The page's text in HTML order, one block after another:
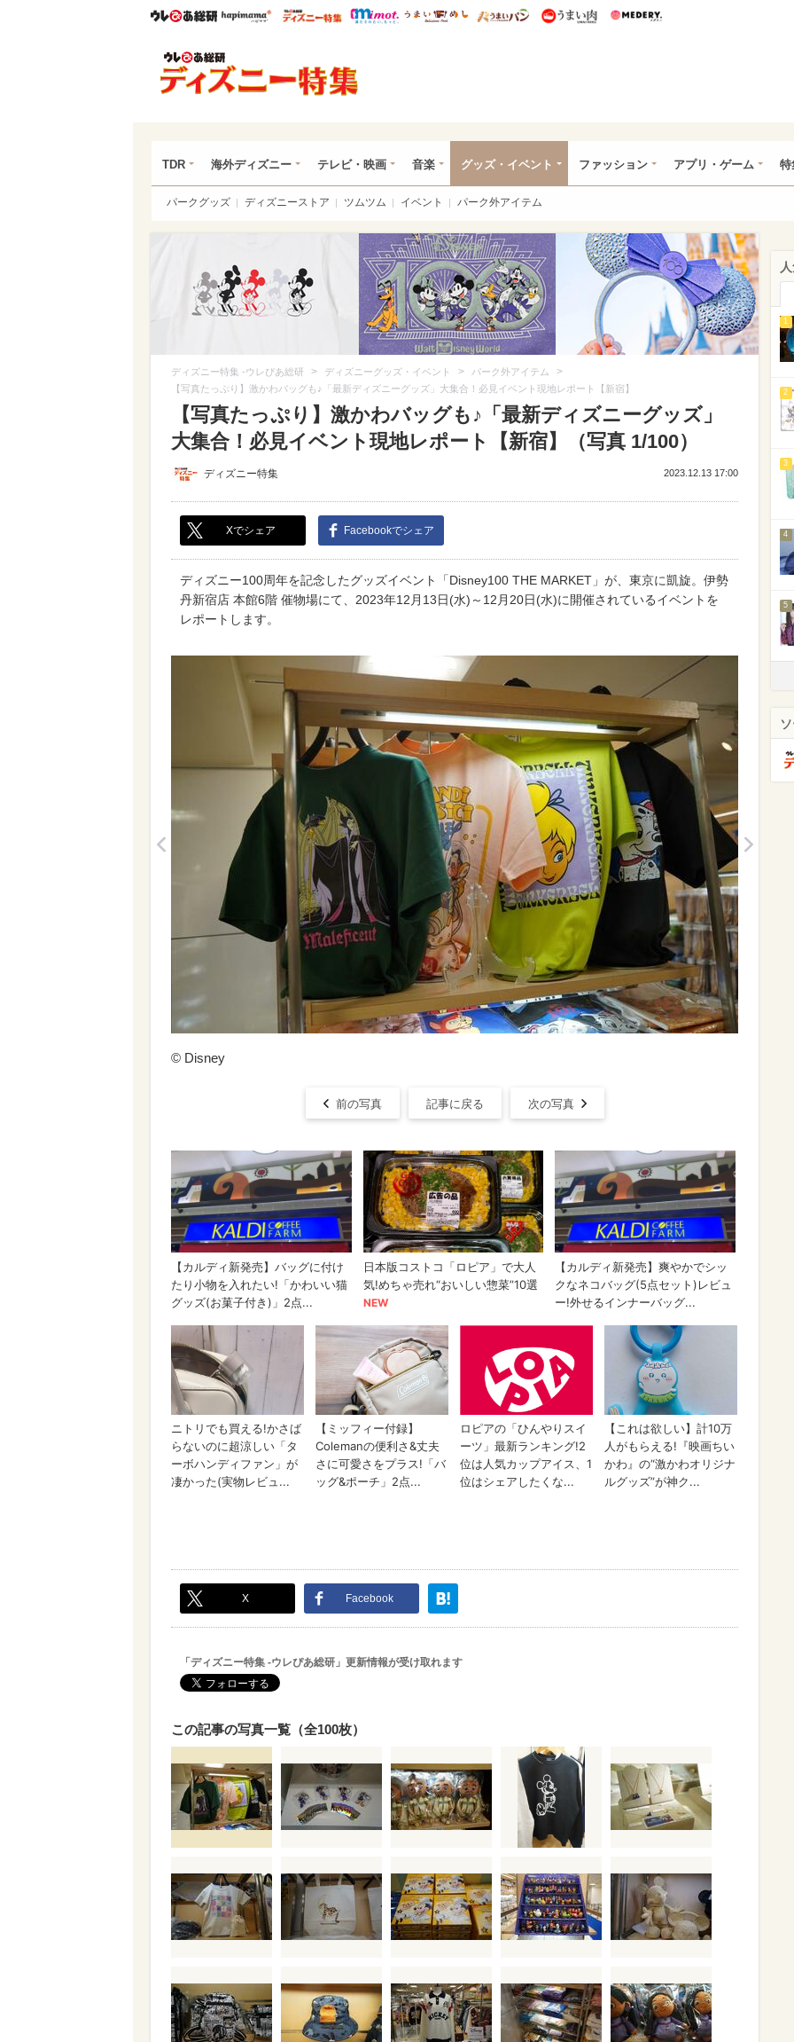
ウレぴあ総研ハピママ* ウレぴあ総研 ディズニー特集
mimot. うまいめし うまいパン うまい肉
TDR 海外ディズニー テレビ・映画 音楽 グッズ・イベント ファッション アプリ・ゲーム 特
パークグッズ ディズニーストア ツムツム イベント パーク外アイテム
ディズニー特集 -ウレぴあ総研 > ディズニーグッズ・イベント > パーク外アイテム >
【写真たっぷり】激かわバッグも♪「最新ディズニーグッズ」大集合！必見イベント現地レポート【新宿】
【写真たっぷり】激かわバッグも♪「最新ディズニーグッズ」
大集合！必見イベント現地レポート【新宿】（写真 1/100）
ディズニー特集 2023.12.13 17:00
Xでシェア Facebookでシェア
ディズニー100周年を記念したグッズイベント「Disney100 THE MARKET」が、東京に凱旋。伊勢
丹新宿店 本館6階 催物場にて、2023年12月13日(水)～12月20日(水)に開催されているイベントを
レポートします。
© Disney
前の写真 記事に戻る 次の写真
X Facebook
「ディズニー特集 -ウレぴあ総研」更新情報が受け取れます
この記事の写真一覧（全100枚）
1
2
3
4
5